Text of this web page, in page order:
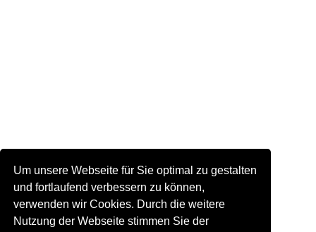
Um unsere Webseite für Sie optimal zu gestalten
und fortlaufend verbessern zu können,
verwenden wir Cookies. Durch die weitere
Nutzung der Webseite stimmen Sie der